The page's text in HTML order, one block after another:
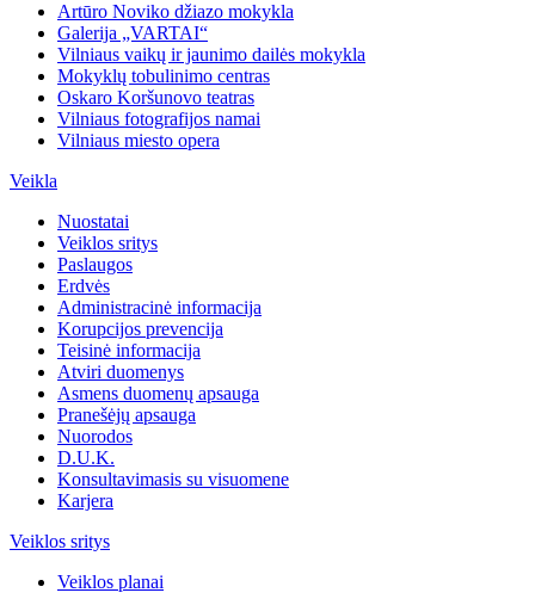
Artūro Noviko džiazo mokykla
Galerija „VARTAI“
Vilniaus vaikų ir jaunimo dailės mokykla
Mokyklų tobulinimo centras
Oskaro Koršunovo teatras
Vilniaus fotografijos namai
Vilniaus miesto opera
Veikla
Nuostatai
Veiklos sritys
Paslaugos
Erdvės
Administracinė informacija
Korupcijos prevencija
Teisinė informacija
Atviri duomenys
Asmens duomenų apsauga
Pranešėjų apsauga
Nuorodos
D.U.K.
Konsultavimasis su visuomene
Karjera
Veiklos sritys
Veiklos planai